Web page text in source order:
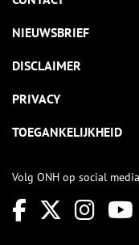
NIEUWSBRIEF
DISCLAIMER
PRIVACY
TOEGANKELIJKHEID
Volg ONH op social media